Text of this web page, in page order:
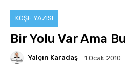
KÖŞE YAZISI
Bir Yolu Var Ama
Yalçın Karadaş 1 Ocak 2010